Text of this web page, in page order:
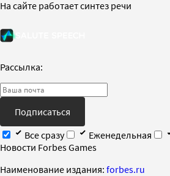
На сайте работает синтез речи
Рассылка:
Подписаться
Все сразу
Еженедельная
Новости Forbes Games
Наименование издания: forbes.ru